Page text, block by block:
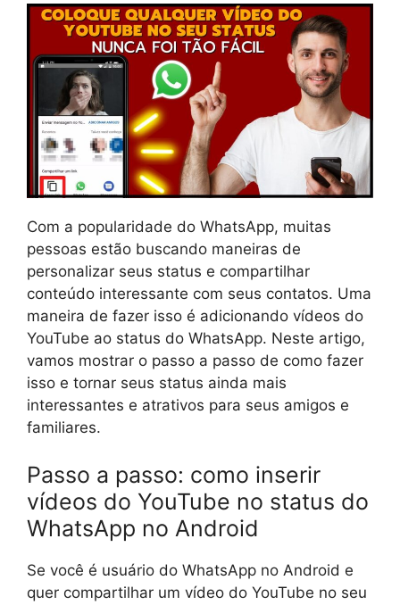
Com a popularidade do WhatsApp, muitas
pessoas estão buscando maneiras de
personalizar seus status e compartilhar
conteúdo interessante com seus contatos. Uma
maneira de fazer isso é adicionando vídeos do
YouTube ao status do WhatsApp. Neste artigo,
vamos mostrar o passo a passo de como fazer
isso e tornar seus status ainda mais
interessantes e atrativos para seus amigos e
familiares.
Passo a passo: como inserir
vídeos do YouTube no status do
WhatsApp no Android
Se você é usuário do WhatsApp no Android e
quer compartilhar um vídeo do YouTube no seu